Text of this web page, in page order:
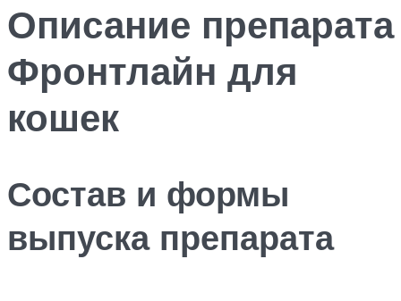
Описание препарата
Фронтлайн для
кошек
Состав и формы
выпуска препарата